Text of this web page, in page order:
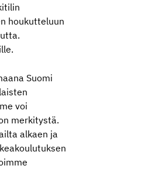
houkutteluun
Suomi
voi
merkitystä.
alkaen ja